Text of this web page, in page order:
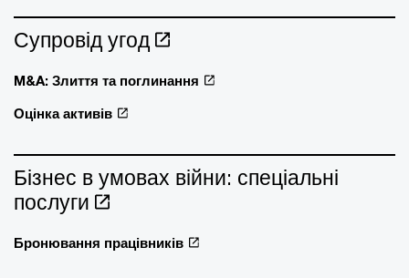
Супровід угод
M&A: Злиття та поглинання
Оцінка активів
Бізнес в умовах війни: спеціальні
послуги
Бронювання працівників